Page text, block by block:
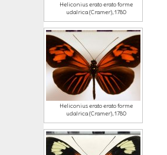
Heliconius erato erato forme
udalrica (Cramer), 1780
Heliconius erato erato forme
udalrica (Cramer), 1780